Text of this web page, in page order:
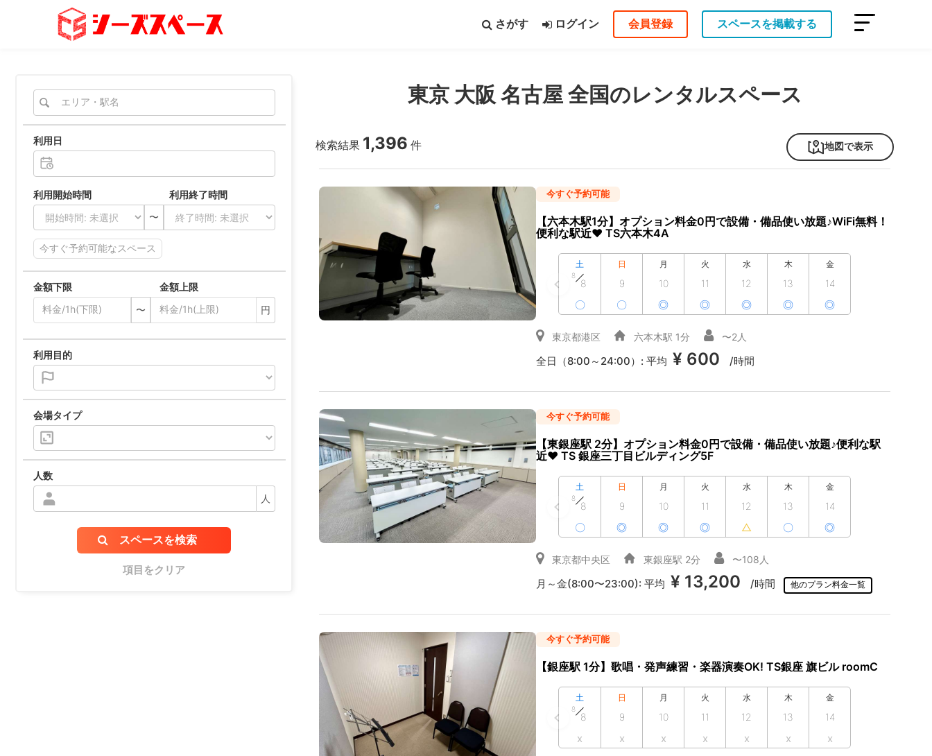
さがす ログイン 会員登録 スペースを掲載する
条件から探す
シーズスペースについて
運営会社 プライバシーポリシー 利用規約 特定商取引法
東京 大阪 名古屋 全国のレンタルスペース
検索結果 1,396 件 地図で表示
今すぐ予約可能
【六本木駅1分】オプション料金0円で設備・備品使い放題♪WiFi無料！
便利な駅近♥ TS六本木4A
土
8
8
〇
日
9
〇
月
10
◎
火
11
◎
水
12
◎
木
13
◎
金
14
◎
東京都港区 六本木駅 1分 〜2人
全日（8:00～24:00）:平均 ¥ 600 /時間
今すぐ予約可能
【東銀座駅 2分】オプション料金0円で設備・備品使い放題♪便利な駅
近♥ TS 銀座三丁目ビルディング5F
土
8
8
〇
日
9
◎
月
10
◎
火
11
◎
水
12
△
木
13
〇
金
14
◎
東京都中央区 東銀座駅 2分 〜108人
月～金(8:00〜23:00):平均 ¥ 13,200 /時間 他のプラン料金一覧
今すぐ予約可能
【銀座駅 1分】歌唱・発声練習・楽器演奏OK! TS銀座 旗ビル roomC
土
8
8
x
日
9
x
月
10
x
火
11
x
水
12
x
木
13
x
金
14
x
利用日
利用開始時間 利用終了時間
〜
今すぐ予約可能なスペース
金額下限 金額上限
〜
円
利用目的
会場タイプ
人数
人
スペースを検索
項目をクリア